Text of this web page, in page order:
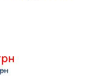
залози
коли у людини
(глікований